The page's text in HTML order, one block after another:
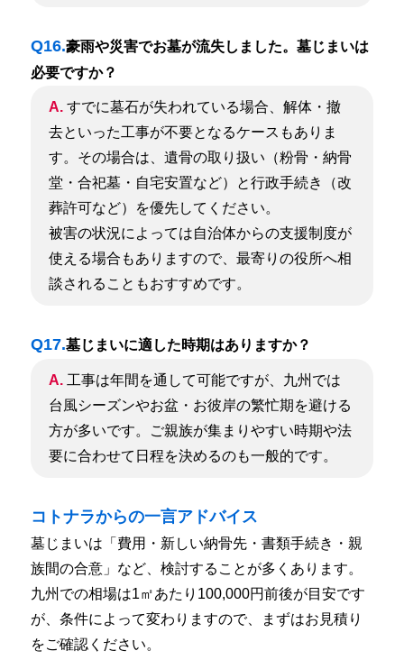
Q16.豪雨や災害でお墓が流失しました。墓じまいは
必要ですか？
A.すでに墓石が失われている場合、解体・撤
去といった工事が不要となるケースもありま
す。その場合は、遺骨の取り扱い（粉骨・納骨
堂・合祀墓・自宅安置など）と行政手続き（改
葬許可など）を優先してください。
被害の状況によっては自治体からの支援制度が
使える場合もありますので、最寄りの役所へ相
談されることもおすすめです。
Q17.墓じまいに適した時期はありますか？
A. 工事は年間を通して可能ですが、九州では
台風シーズンやお盆・お彼岸の繁忙期を避ける
方が多いです。ご親族が集まりやすい時期や法
要に合わせて日程を決めるのも一般的です。
コトナラからの一言アドバイス
墓じまいは「費用・新しい納骨先・書類手続き・親
族間の合意」など、検討することが多くあります。
九州での相場は1㎡あたり100,000円前後が目安です
が、条件によって変わりますので、まずはお見積り
をご確認ください。